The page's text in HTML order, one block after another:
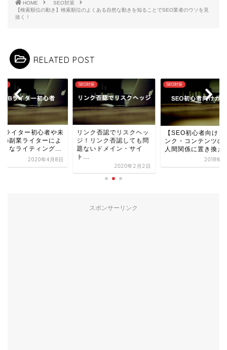
HOME
SEO対策
【検索順位の動き】検索順位のよくある自然な動きを知ることでSEO業者のウソを見
抜く！
RELATED POST
ライター初心者や未
の副業ライターによ
メなライティング...
2020年4月8日
SEO対策
リンク否認でリスクヘッ
ジ！リンク否認しても問
題ないドメイン・サイ
ト...
2020年2月2日
SEO対策
【SEO初心者向け】
ンク・コンテンツの
人間関係に置き換え
2018年5
スポンサーリンク